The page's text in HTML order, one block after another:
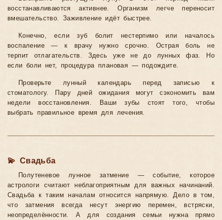
восстанавливаются активнее. Организм легче переносит
вмешательство. Заживление идёт быстрее.
Конечно, если зуб болит нестерпимо или началось
воспаление — к врачу нужно срочно. Острая боль не
терпит отлагательств. Здесь уже не до лунных фаз. Но
если боли нет, процедура плановая — подождите.
Проверьте лунный календарь перед записью к
стоматологу. Пару дней ожидания могут сэкономить вам
недели восстановления. Ваши зубы стоят того, чтобы
выбрать правильное время для лечения.
💫 Свадьба
Полутеневое лунное затмение — событие, которое
астрологи считают неблагоприятным для важных начинаний.
Свадьба к таким началам относится напрямую. Дело в том,
что затмения всегда несут энергию перемен, встряски,
неопределённости. А для создания семьи нужна прямо